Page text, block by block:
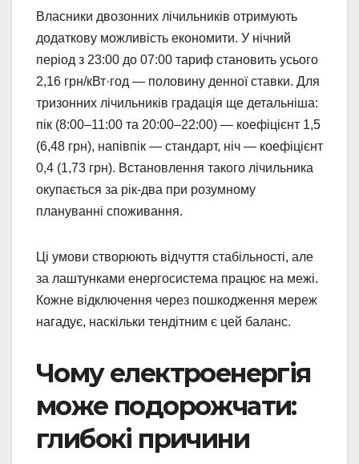
Власники двозонних лічильників отримують
додаткову можливість економити. У нічний
період з 23:00 до 07:00 тариф становить усього
2,16 грн/кВт·год — половину денної ставки. Для
тризонних лічильників градація ще детальніша:
пік (8:00–11:00 та 20:00–22:00) — коефіцієнт 1,5
(6,48 грн), напівпік — стандарт, ніч — коефіцієнт
0,4 (1,73 грн). Встановлення такого лічильника
окупається за рік-два при розумному
плануванні споживання.
Ці умови створюють відчуття стабільності, але
за лаштунками енергосистема працює на межі.
Кожне відключення через пошкодження мереж
нагадує, наскільки тендітним є цей баланс.
Чому електроенергія
може подорожчати:
глибокі причини